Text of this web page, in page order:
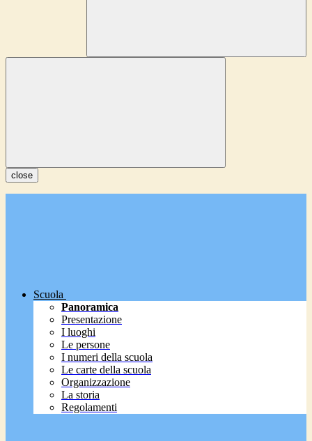
close
Scuola
Panoramica
Presentazione
I luoghi
Le persone
I numeri della scuola
Le carte della scuola
Organizzazione
La storia
Regolamenti